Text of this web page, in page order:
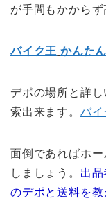
が手間もかからず
バイク王 かんた
デポの場所と詳
索出来ます。 バイ
面倒であればホ
しましょう。 出
のデポと送料を教